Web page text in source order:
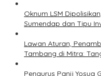
Oknum LSM
Sumendap dan Tipu
Lawan Aturan,
Tambang di Mitra:
Pengurus Panji Yosua